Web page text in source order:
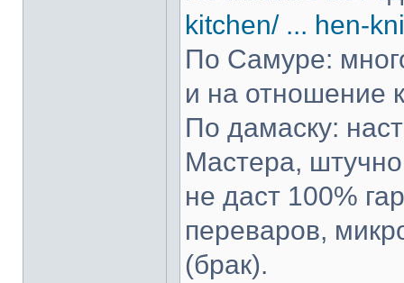
kitchen/ ... hen-
По Самуре:
и на отношение
По дамаску:
Мастера,
не даст 100%
переваров,
(брак).